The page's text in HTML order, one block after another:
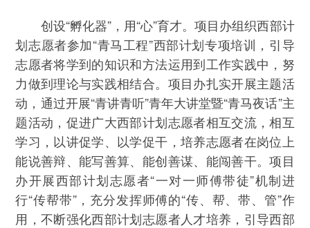
创设“孵化器”，用“心”育才。项目办组织西部计
划志愿者参加“青马工程”西部计划专项培训，引导
志愿者将学到的知识和方法运用到工作实践中，努
力做到理论与实践相结合。项目办扎实开展主题活
动，通过开展“青讲青听”青年大讲堂暨“青马夜话”主
题活动，促进广大西部计划志愿者相互交流，相互
学习，以讲促学、以学促干，培养志愿者在岗位上
能说善辩、能写善算、能创善谋、能闯善干。项目
办开展西部计划志愿者“一对一师傅带徒”机制进
行“传帮带”，充分发挥师傅的“传、帮、带、管”作
用，不断强化西部计划志愿者人才培养，引导西部